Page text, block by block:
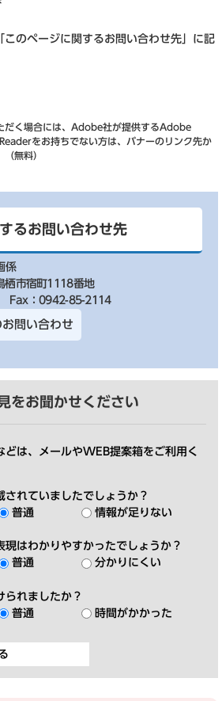
のページに関するお問い合わせ先」に記
だく場合には、Adobe社が提供するAdobe
をお持ちでない方は、バナーのリンク先か
無料）
るお問い合わせ先
係
栖市宿町1118番地
Fax：0942-85-2114
問い合わせ
をお聞かせください
どは、メールやWEB提案箱をご利用く
されていましたでしょうか？
普通 情報が足りない
現はわかりやすかったでしょうか？
普通 分かりにくい
られましたか？
普通 時間がかかった